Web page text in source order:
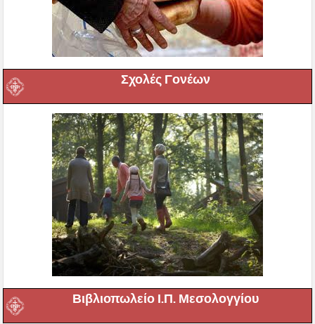
Σχολές Γονέων
Βιβλιοπωλείο Ι.Π. Μεσολογγίου